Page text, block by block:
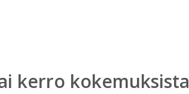
kerro kokemuksista